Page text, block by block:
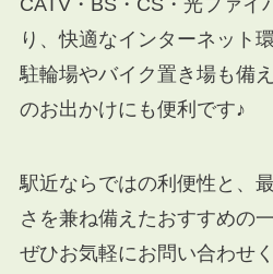
CATV・BS・CS・光ファイ
り、快適なインターネット
駐輪場やバイク置き場も備
のお出かけにも便利です♪
駅近ならではの利便性と、
さを兼ね備えたおすすめの一
ぜひお気軽にお問い合わせ